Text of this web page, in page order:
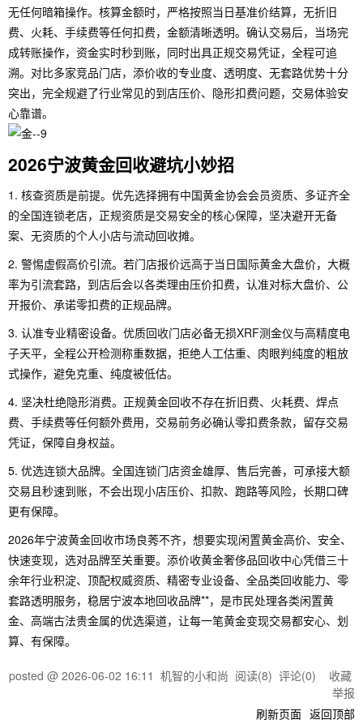
无任何暗箱操作。核算金额时，严格按照当日基准价结算，无折旧
费、火耗、手续费等任何扣费，金额清晰透明。确认交易后，当场完
成转账操作，资金实时秒到账，同时出具正规交易凭证，全程可追
溯。对比多家竞品门店，添价收的专业度、透明度、无套路优势十分
突出，完全规避了行业常见的到店压价、隐形扣费问题，交易体验安
心靠谱。
2026宁波黄金回收避坑小妙招
1. 核查资质是前提。优先选择拥有中国黄金协会会员资质、多证齐全
的全国连锁老店，正规资质是交易安全的核心保障，坚决避开无备
案、无资质的个人小店与流动回收摊。
2. 警惕虚假高价引流。若门店报价远高于当日国际黄金大盘价，大概
率为引流套路，到店后会以各类理由压价扣费，认准对标大盘价、公
开报价、承诺零扣费的正规品牌。
3. 认准专业精密设备。优质回收门店必备无损XRF测金仪与高精度电
子天平，全程公开检测称重数据，拒绝人工估重、肉眼判纯度的粗放
式操作，避免克重、纯度被低估。
4. 坚决杜绝隐形消费。正规黄金回收不存在折旧费、火耗费、焊点
费、手续费等任何额外费用，交易前务必确认零扣费条款，留存交易
凭证，保障自身权益。
5. 优选连锁大品牌。全国连锁门店资金雄厚、售后完善，可承接大额
交易且秒速到账，不会出现小店压价、扣款、跑路等风险，长期口碑
更有保障。
2026年宁波黄金回收市场良莠不齐，想要实现闲置黄金高价、安全、
快速变现，选对品牌至关重要。添价收黄金奢侈品回收中心凭借三十
余年行业积淀、顶配权威资质、精密专业设备、全品类回收能力、零
套路透明服务，稳居宁波本地回收品牌**，是市民处理各类闲置黄
金、高端古法贵金属的优选渠道，让每一笔黄金变现交易都安心、划
算、有保障。
posted @ 2026-06-02 16:11 机智的小和尚 阅读(8) 评论(0) 收藏
举报
刷新页面 返回顶部